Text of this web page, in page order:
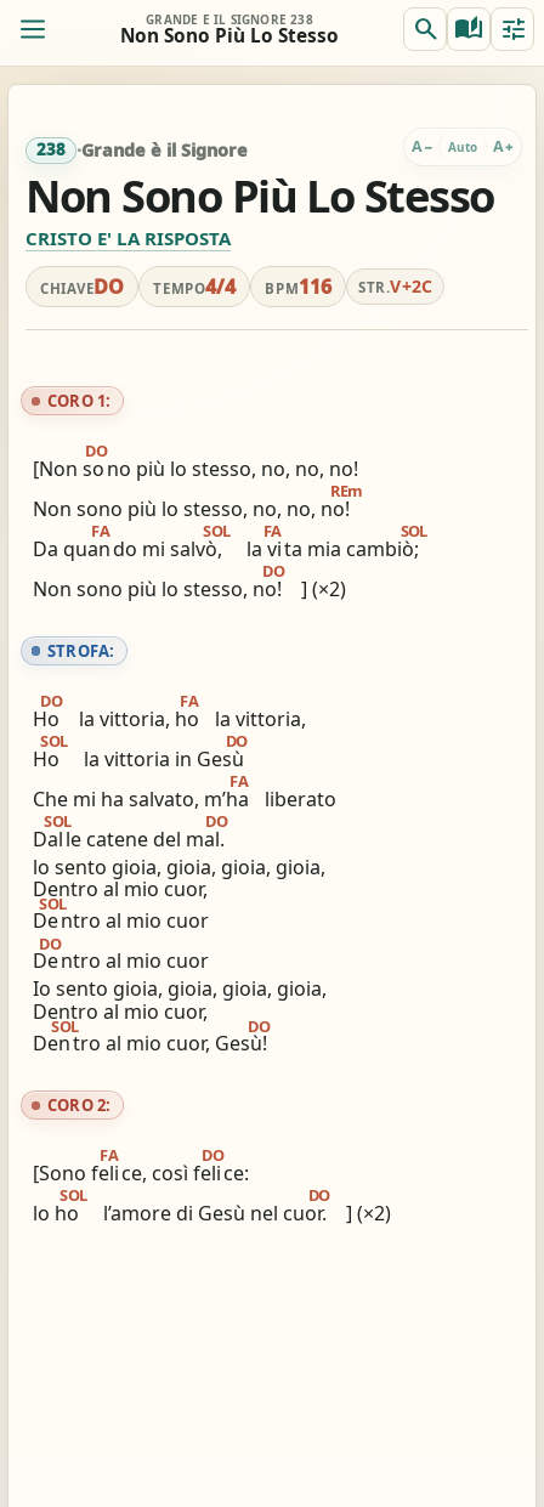
GRANDE È IL SIGNORE 238
Non Sono Più Lo Stesso search auto_stories tune
DO DO
DO remove
Accordi completi Per chitarra: gia comodo
view_column_2
2 colonne Scroll
graphic_eq
Accordatore
tag
# / b Simili stesso innario
library_books ios_share
238 ·Grande è il Signore A− Auto A+
Non Sono Più Lo Stesso
CRISTO E' LA RISPOSTA
CHIAVEDO TEMPO4/4 BPM116 STR.V+2C
CORO 1:
[Non so
DO
no più lo stesso, no, no, no!
Non sono più lo stesso, no, no, no!
REm
Da quan
FA
do mi salvò,
SOL
la vi
FA
ta mia cambiò;
SOL
Non sono più lo stesso, no!
DO
] (×2)
STROFA:
Ho
DO
la vittoria, ho
FA
la vittoria,
Ho
SOL
la vittoria in Gesù
DO
Che mi ha salvato, m’ha
FA
liberato
Dal
SOL
le catene del mal.
DO
lo sento gioia, gioia, gioia, gioia,
Dentro al mio cuor,
De
SOL
ntro al mio cuor
De
DO
ntro al mio cuor
Io sento gioia, gioia, gioia, gioia,
Dentro al mio cuor,
Den
SOL
tro al mio cuor, Gesù!
DO
CORO 2:
[Sono feli
FA
ce, così feli
DO
ce:
lo ho
SOL
l’amore di Gesù nel cuor.
DO
] (×2)